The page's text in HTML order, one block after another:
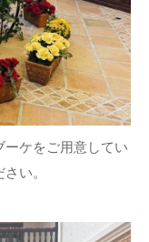
ーケをご用意してい
い。